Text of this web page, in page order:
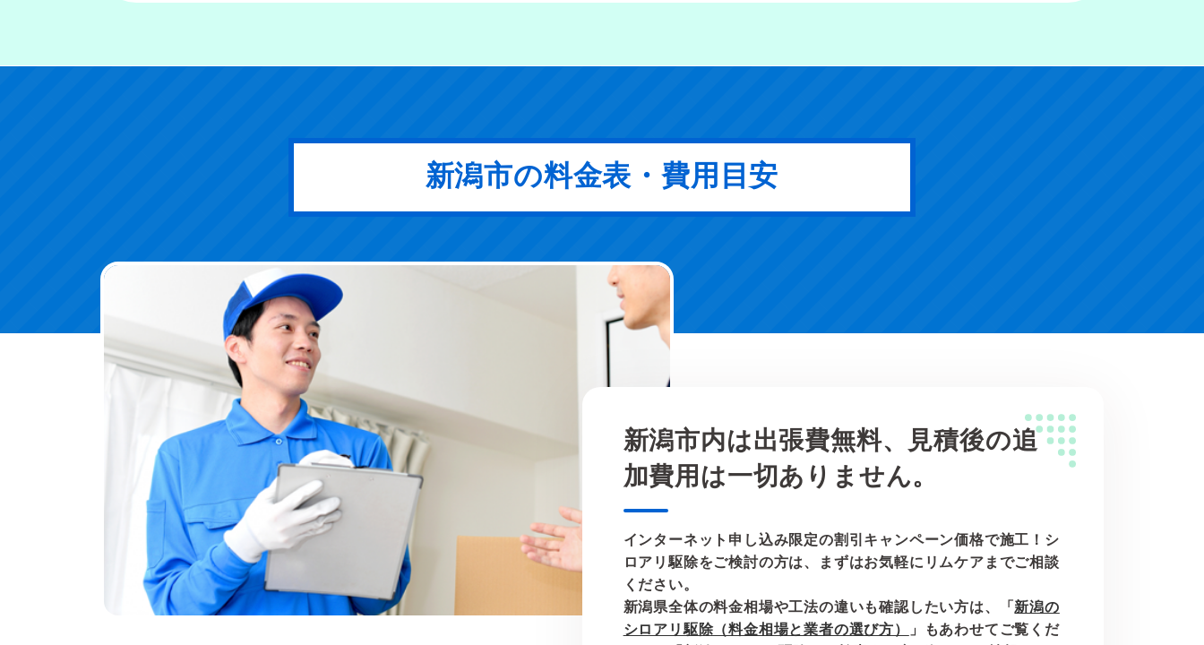
新潟市の料金表・費用目安
新潟市内は出張費無料、見積後の追
加費用は一切ありません。
インターネット申し込み限定の割引キャンペーン価格で施工！シ
ロアリ駆除をご検討の方は、まずはお気軽にリムケアまでご相談
ください。
新潟県全体の料金相場や工法の違いも確認したい方は、「 新潟の
シロアリ駆除（料金相場と業者の選び方）
」もあわせてご覧くだ